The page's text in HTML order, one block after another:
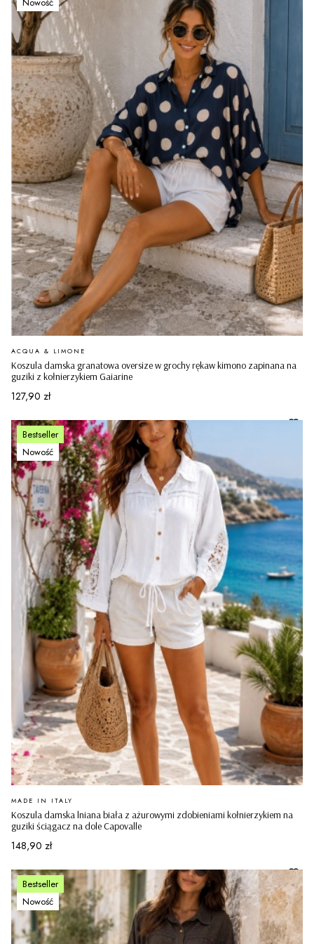
Koszula damska granatowa oversize w grochy rękaw kimono zapinana na
guziki z kołnierzykiem Gaiarine
PRODUCENT
ACQUA & LIMONE
Cena
127,90 zł
Bestseller
Nowość
Koszula damska lniana biała z ażurowymi zdobieniami kołnierzykiem na
guziki ściągacz na dole Capovalle
PRODUCENT
MADE IN ITALY
Cena
148,90 zł
Bestseller
Nowość